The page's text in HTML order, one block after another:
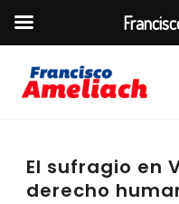
El sufragio en
derecho